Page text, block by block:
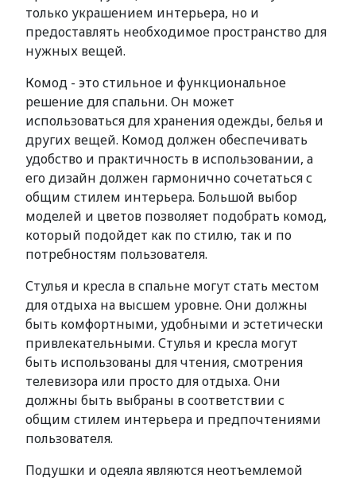
только украшением интерьера, но и
предоставлять необходимое пространство для
нужных вещей.
Комод - это стильное и функциональное
решение для спальни. Он может
использоваться для хранения одежды, белья и
других вещей. Комод должен обеспечивать
удобство и практичность в использовании, а
его дизайн должен гармонично сочетаться с
общим стилем интерьера. Большой выбор
моделей и цветов позволяет подобрать комод,
который подойдет как по стилю, так и по
потребностям пользователя.
Стулья и кресла в спальне могут стать местом
для отдыха на высшем уровне. Они должны
быть комфортными, удобными и эстетически
привлекательными. Стулья и кресла могут
быть использованы для чтения, смотрения
телевизора или просто для отдыха. Они
должны быть выбраны в соответствии с
общим стилем интерьера и предпочтениями
пользователя.
Подушки и одеяла являются неотъемлемой